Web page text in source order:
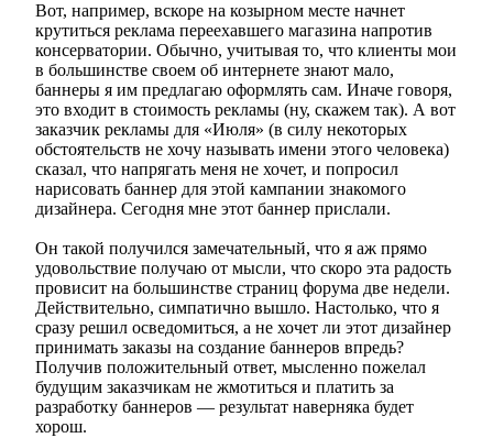
Вот, например, вскоре на козырном месте начнет
крутиться реклама переехавшего магазина напротив
консерватории. Обычно, учитывая то, что клиенты мои
в большинстве своем об интернете знают мало,
баннеры я им предлагаю оформлять сам. Иначе говоря,
это входит в стоимость рекламы (ну, скажем так). А вот
заказчик рекламы для «Июля» (в силу некоторых
обстоятельств не хочу называть имени этого человека)
сказал, что напрягать меня не хочет, и попросил
нарисовать баннер для этой кампании знакомого
дизайнера. Сегодня мне этот баннер прислали.
Он такой получился замечательный, что я аж прямо
удовольствие получаю от мысли, что скоро эта радость
провисит на большинстве страниц форума две недели.
Действительно, симпатично вышло. Настолько, что я
сразу решил осведомиться, а не хочет ли этот дизайнер
принимать заказы на создание баннеров впредь?
Получив положительный ответ, мысленно пожелал
будущим заказчикам не жмотиться и платить за
разработку баннеров — результат наверняка будет
хорош.